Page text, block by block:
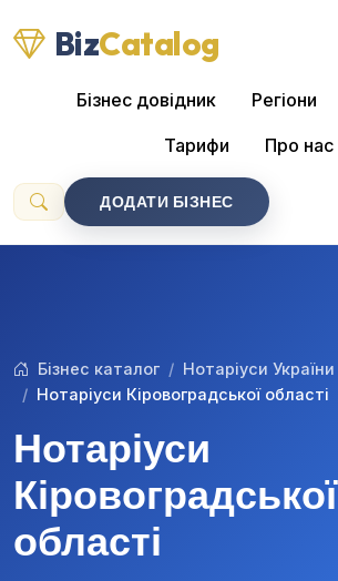
BizCatalog
Бізнес довідник Регіони
Тарифи Про нас
ДОДАТИ БІЗНЕС
Бізнес каталог
Нотаріуси України
Нотаріуси Кіровоградської області
Нотаріуси
Кіровоградської
області